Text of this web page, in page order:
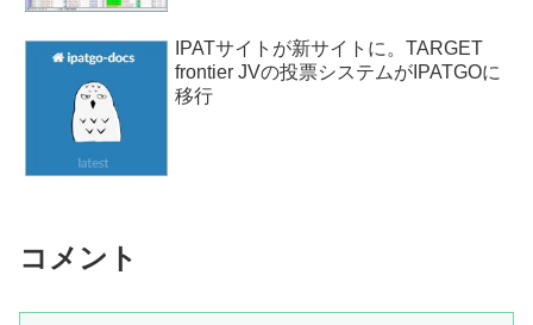
IPATサイトが新サイトに。TARGET
frontier JVの投票システムがIPATGOに
移行
コメント